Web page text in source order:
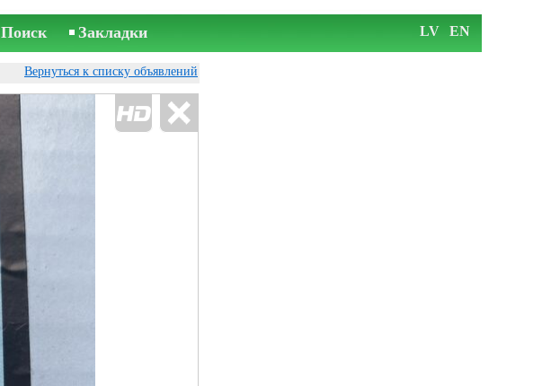
Поиск Закладки LV EN
Вернуться к списку объявлений